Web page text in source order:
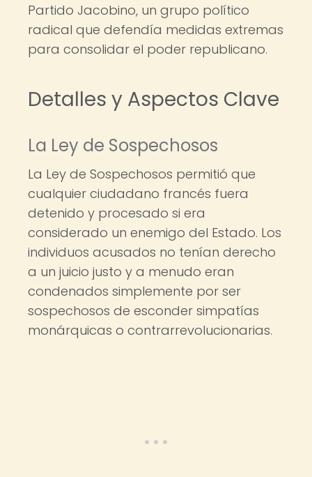
Partido Jacobino, un grupo político
radical que defendía medidas extremas
para consolidar el poder republicano.
Detalles y Aspectos Clave
La Ley de Sospechosos
La Ley de Sospechosos permitió que
cualquier ciudadano francés fuera
detenido y procesado si era
considerado un enemigo del Estado. Los
individuos acusados ​​no tenían derecho
a un juicio justo y a menudo eran
condenados simplemente por ser
sospechosos de esconder simpatías
monárquicas o contrarrevolucionarias.